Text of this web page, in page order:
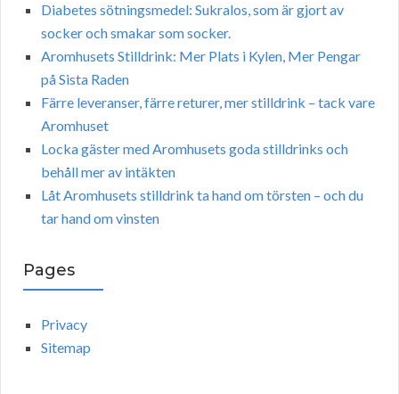
Diabetes sötningsmedel: Sukralos, som är gjort av
socker och smakar som socker.
Aromhusets Stilldrink: Mer Plats i Kylen, Mer Pengar
på Sista Raden
Färre leveranser, färre returer, mer stilldrink – tack vare
Aromhuset
Locka gäster med Aromhusets goda stilldrinks och
behåll mer av intäkten
Låt Aromhusets stilldrink ta hand om törsten – och du
tar hand om vinsten
Pages
Privacy
Sitemap